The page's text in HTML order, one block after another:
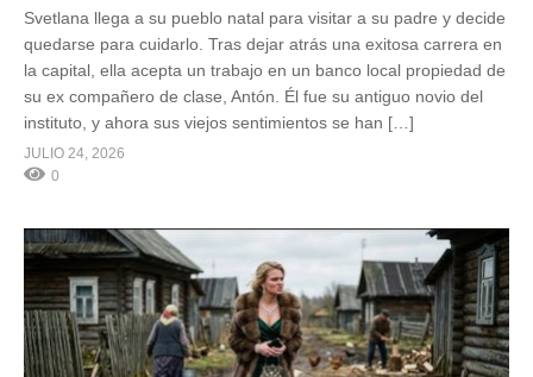
Svetlana llega a su pueblo natal para visitar a su padre y decide
quedarse para cuidarlo. Tras dejar atrás una exitosa carrera en
la capital, ella acepta un trabajo en un banco local propiedad de
su ex compañero de clase, Antón. Él fue su antiguo novio del
instituto, y ahora sus viejos sentimientos se han […]
JULIO 24, 2026
0